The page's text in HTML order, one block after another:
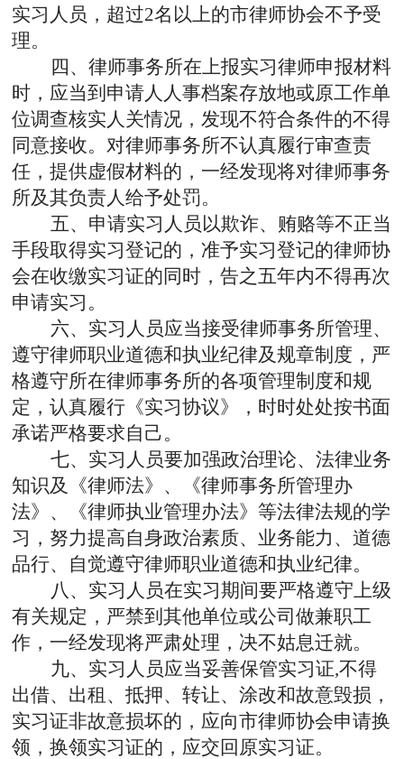
实习人员，超过2名以上的市律师协会不予受
理。
四、律师事务所在上报实习律师申报材料
时，应当到申请人人事档案存放地或原工作单
位调查核实人关情况，发现不符合条件的不得
同意接收。对律师事务所不认真履行审查责
任，提供虚假材料的，一经发现将对律师事务
所及其负责人给予处罚。
五、申请实习人员以欺诈、贿赂等不正当
手段取得实习登记的，准予实习登记的律师协
会在收缴实习证的同时，告之五年内不得再次
申请实习。
六、实习人员应当接受律师事务所管理、
遵守律师职业道德和执业纪律及规章制度，严
格遵守所在律师事务所的各项管理制度和规
定，认真履行《实习协议》，时时处处按书面
承诺严格要求自己。
七、实习人员要加强政治理论、法律业务
知识及《律师法》、《律师事务所管理办
法》、《律师执业管理办法》等法律法规的学
习，努力提高自身政治素质、业务能力、道德
品行、自觉遵守律师职业道德和执业纪律。
八、实习人员在实习期间要严格遵守上级
有关规定，严禁到其他单位或公司做兼职工
作，一经发现将严肃处理，决不姑息迁就。
九、实习人员应当妥善保管实习证,不得
出借、出租、抵押、转让、涂改和故意毁损，
实习证非故意损坏的，应向市律师协会申请换
领，换领实习证的，应交回原实习证。